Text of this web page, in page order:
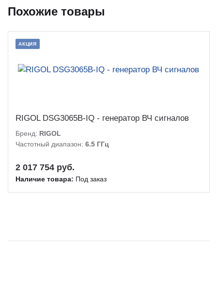
Похожие товары
АКЦИЯ
RIGOL DSG3065B-IQ - генератор ВЧ сигналов
Бренд: RIGOL
Частотный диапазон: 6.5 ГГц
2 017 754 руб.
Наличие товара: Под заказ